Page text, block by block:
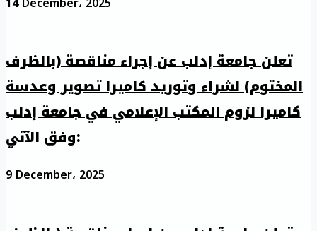
تعلن جامعة إدلب عن إجراء مناقصة (بالظرف
المختوم) لشراء وتوريد كاميرا تصوير وعدسة
كاميرا لزوم المكتب الإعلامي في جامعة إدلب
وفق الآتي:
9 December، 2025